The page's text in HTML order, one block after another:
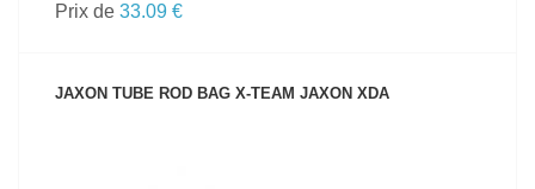
Prix de 33.09 €
JAXON TUBE ROD BAG X-TEAM JAXON XDA